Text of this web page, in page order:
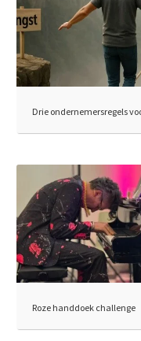
Drie ondernemersregels
Roze handdoek challenge